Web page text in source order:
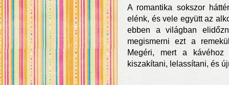
A romantika sokszor
elénk, és vele együtt az
ebben a világban
megismerni ezt a
Megéri, mert a kávéhoz
kiszakítani, lelassítani, és